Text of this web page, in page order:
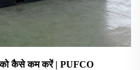
कैसे कम करें | PUFCO